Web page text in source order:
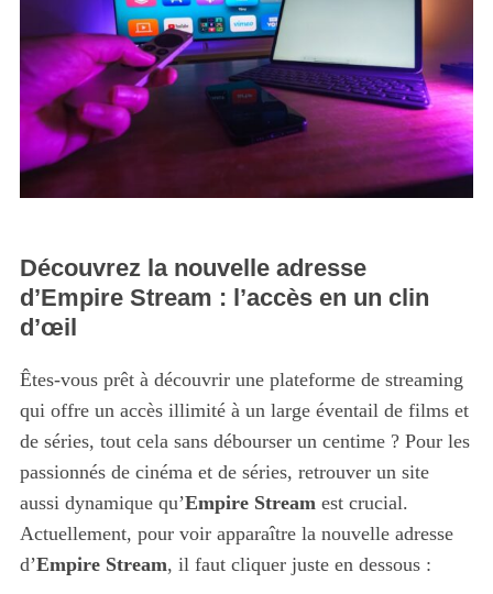
Découvrez la nouvelle adresse
d’Empire Stream : l’accès en un clin
d’œil
Êtes-vous prêt à découvrir une plateforme de streaming
qui offre un accès illimité à un large éventail de films et
de séries, tout cela sans débourser un centime ? Pour les
passionnés de cinéma et de séries, retrouver un site
aussi dynamique qu’Empire Streamest crucial.
Actuellement, pour voir apparaître la nouvelle adresse
d’Empire Stream, il faut cliquer juste en dessous :